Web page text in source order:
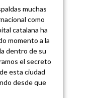
muchas
como
catalana ha
momento a la
dentro de su
el secreto
esta ciudad
desde que